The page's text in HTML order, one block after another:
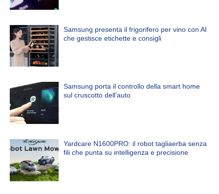
Samsung presenta il frigorifero per vino con AI
che gestisce etichette e consigli
Samsung porta il controllo della smart home
sul cruscotto dell’auto
Yardcare N1600PRO: il robot tagliaerba senza
fili che punta su intelligenza e precisione